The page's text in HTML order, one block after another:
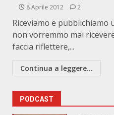
8 Aprile 2012 2
Riceviamo e pubblichiamo
non vorremmo mai
faccia riflettere,...
Continua a leggere...
PODCAST